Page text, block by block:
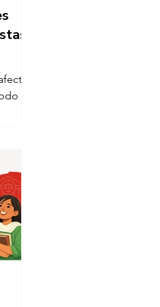
a
las
y